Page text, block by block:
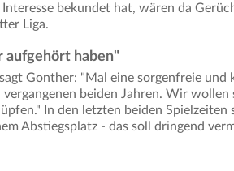
bekundet hat, wären da
Liga.
aufgehört haben"
Gonther: "Mal eine sorgenfreie und
beiden Jahren. Wir wollen
In den letzten beiden Spielzeiten
Abstiegsplatz - das soll dringend